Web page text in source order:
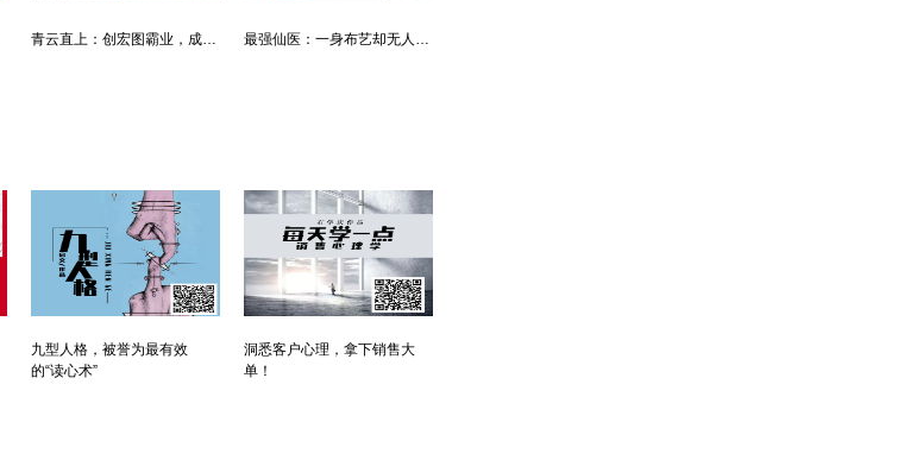
青云直上：创宏图霸业，成人生赢家 最强仙医：一身布艺却无人不识
九型人格，被誉为最有效
的“读心术”
洞悉客户心理，拿下销售大
单！